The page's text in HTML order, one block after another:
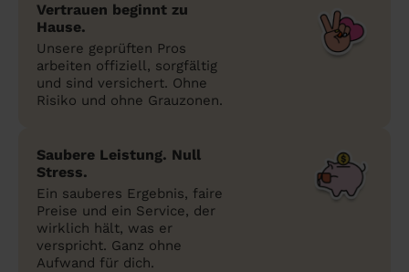
Vertrauen beginnt zu
Hause.
Unsere geprüften Pros
arbeiten offiziell, sorgfältig
und sind versichert. Ohne
Risiko und ohne Grauzonen.
Saubere Leistung. Null
Stress.
Ein sauberes Ergebnis, faire
Preise und ein Service, der
wirklich hält, was er
verspricht. Ganz ohne
Aufwand für dich.